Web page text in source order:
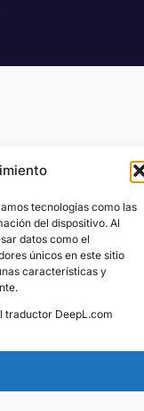
tecnologías como las
del dispositivo. Al
datos como el
únicos en este sitio
características y
traductor DeepL.com